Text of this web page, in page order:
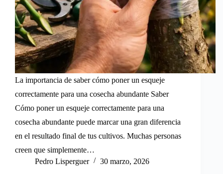
La importancia de saber cómo poner un esqueje
correctamente para una cosecha abundante Saber
Cómo poner un esqueje correctamente para una
cosecha abundante puede marcar una gran diferencia
en el resultado final de tus cultivos. Muchas personas
creen que simplemente…
Pedro Lisperguer
30 marzo, 2026